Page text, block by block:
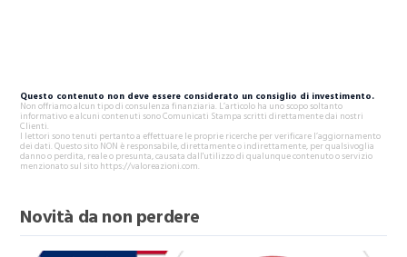
Questo contenuto non deve essere considerato un consiglio di investimento.
Non offriamo alcun tipo di consulenza finanziaria. L’articolo ha uno scopo soltanto
informativo e alcuni contenuti sono Comunicati Stampa scritti direttamente dai nostri
Clienti.
I lettori sono tenuti pertanto a effettuare le proprie ricerche per verificare l’aggiornamento
dei dati. Questo sito NON è responsabile, direttamente o indirettamente, per qualsivoglia
danno o perdita, reale o presunta, causata dall'utilizzo di qualunque contenuto o servizio
menzionato sul sito https://valoreazioni.com.
Novità da non perdere